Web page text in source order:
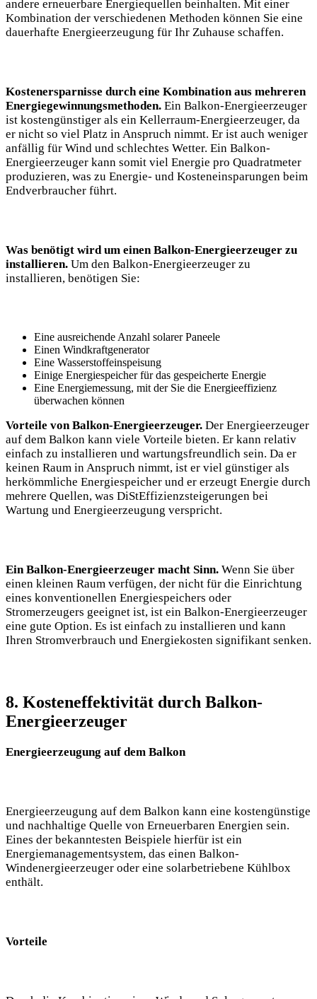
andere erneuerbare Energiequellen beinhalten. Mit einer
Kombination der verschiedenen Methoden können Sie eine
dauerhafte Energieerzeugung für Ihr Zuhause schaffen.
Kostenersparnisse durch eine Kombination aus mehreren
Energiegewinnungsmethoden. Ein Balkon-Energieerzeuger
ist kostengünstiger als ein Kellerraum-Energieerzeuger, da
er nicht so viel Platz in Anspruch nimmt. Er ist auch weniger
anfällig für Wind und schlechtes Wetter. Ein Balkon-
Energieerzeuger kann somit viel Energie pro Quadratmeter
produzieren, was zu Energie- und Kosteneinsparungen beim
Endverbraucher führt.
Was benötigt wird um einen Balkon-Energieerzeuger zu
installieren. Um den Balkon-Energieerzeuger zu
installieren, benötigen Sie:
Eine ausreichende Anzahl solarer Paneele
Einen Windkraftgenerator
Eine Wasserstoffeinspeisung
Einige Energiespeicher für das gespeicherte Energie
Eine Energiemessung, mit der Sie die Energieeffizienz
überwachen können
Vorteile von Balkon-Energieerzeuger. Der Energieerzeuger
auf dem Balkon kann viele Vorteile bieten. Er kann relativ
einfach zu installieren und wartungsfreundlich sein. Da er
keinen Raum in Anspruch nimmt, ist er viel günstiger als
herkömmliche Energiespeicher und er erzeugt Energie durch
mehrere Quellen, was DiStEffizienzsteigerungen bei
Wartung und Energieerzeugung verspricht.
Ein Balkon-Energieerzeuger macht Sinn. Wenn Sie über
einen kleinen Raum verfügen, der nicht für die Einrichtung
eines konventionellen Energiespeichers oder
Stromerzeugers geeignet ist, ist ein Balkon-Energieerzeuger
eine gute Option. Es ist einfach zu installieren und kann
Ihren Stromverbrauch und Energiekosten signifikant senken.
8. Kosteneffektivität durch Balkon-
Energieerzeuger
Energieerzeugung auf dem Balkon
Energieerzeugung auf dem Balkon kann eine kostengünstige
und nachhaltige Quelle von Erneuerbaren Energien sein.
Eines der bekanntesten Beispiele hierfür ist ein
Energiemanagementsystem, das einen Balkon-
Windenergieerzeuger oder eine solarbetriebene Kühlbox
enthält.
Vorteile